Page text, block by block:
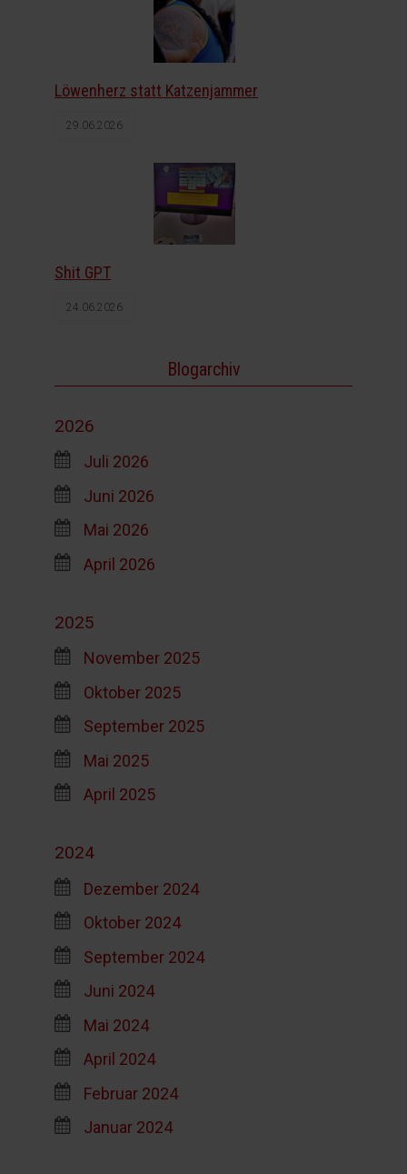
Löwenherz statt Katzenjammer
29.06.2026
Shit GPT
24.06.2026
Blogarchiv
2026
Juli 2026
Juni 2026
Mai 2026
April 2026
2025
November 2025
Oktober 2025
September 2025
Mai 2025
April 2025
2024
Dezember 2024
Oktober 2024
September 2024
Juni 2024
Mai 2024
April 2024
Februar 2024
Januar 2024